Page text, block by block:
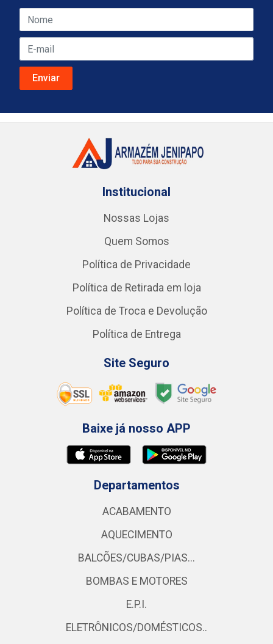
Institucional
Nossas Lojas
Quem Somos
Política de Privacidade
Política de Retirada em loja
Política de Troca e Devolução
Política de Entrega
Site Seguro
Baixe já nosso APP
Departamentos
ACABAMENTO
AQUECIMENTO
BALCÕES/CUBAS/PIAS...
BOMBAS E MOTORES
E.P.I.
ELETRÔNICOS/DOMÉSTICOS..